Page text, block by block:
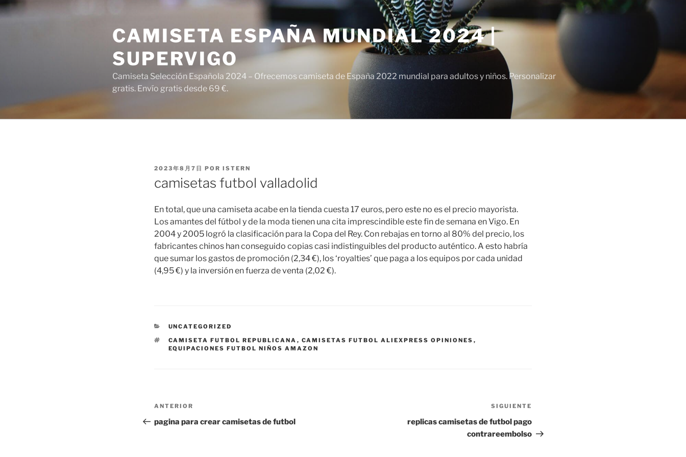
Saltar
al
CAMISETA ESPAÑA MUNDIAL 2024 |
SUPERVIGO
Camiseta Selección Española 2024 – Ofrecemos camiseta de España 2022 mundial para adultos y niños. Personalizar
gratis. Envío gratis desde 69 €.
PUBLICADO
2023年8月7日 POR ISTERN
camisetas futbol valladolid
En total, que una camiseta acabe en la tienda cuesta 17 euros, pero este no es el precio mayorista.
Los amantes del fútbol y de la moda tienen una cita imprescindible este fin de semana en Vigo. En
2004 y 2005 logró la clasificación para la Copa del Rey. Con rebajas en torno al 80% del precio, los
fabricantes chinos han conseguido copias casi indistinguibles del producto auténtico. A esto habría
que sumar los gastos de promoción (2,34 €), los ‘royalties’ que paga a los equipos por cada unidad
(4,95 €) y la inversión en fuerza de venta (2,02 €).
CATEGORÍAS
UNCATEGORIZED
ETIQUETAS
CAMISETA FUTBOL REPUBLICANA , CAMISETAS FUTBOL ALIEXPRESS OPINIONES ,
EQUIPACIONES FUTBOL NIÑOS AMAZON
Navegación
de
Entrada
anterior:
ANTERIOR
pagina para crear camisetas de futbol
entrada
SIGUIENTE
replicas camisetas de futbol pago
contrareembolso